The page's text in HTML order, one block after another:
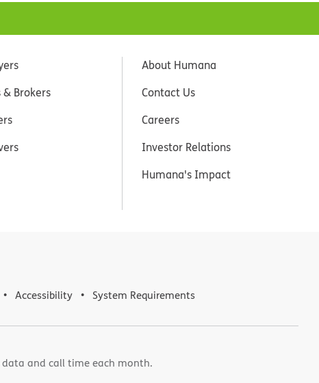
Brokers
About Humana
Contact Us
Careers
Investor Relations
Humana's Impact
Accessibility System Requirements
data and call time each month.